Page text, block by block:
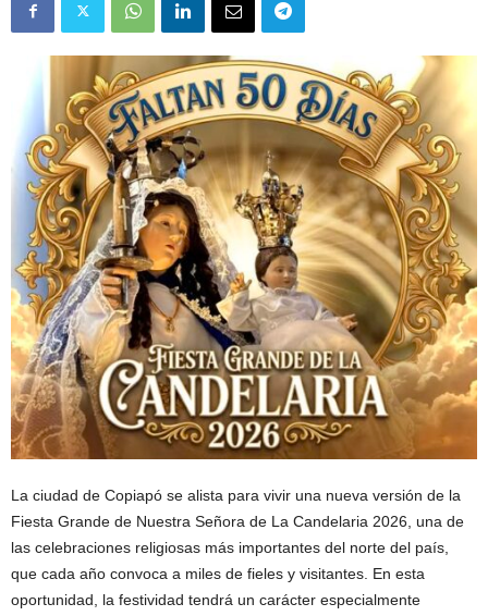
La ciudad de Copiapó se alista para vivir una nueva versión de la
Fiesta Grande de Nuestra Señora de La Candelaria 2026, una de
las celebraciones religiosas más importantes del norte del país,
que cada año convoca a miles de fieles y visitantes. En esta
oportunidad, la festividad tendrá un carácter especialmente